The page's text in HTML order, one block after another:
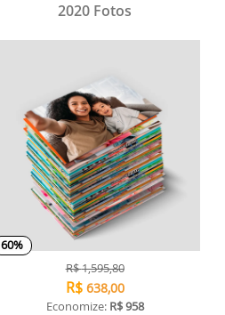
2020 Fotos
60%
R$1,595,80
R$ 638,00
Economize: R$ 958